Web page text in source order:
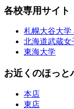
各校専用サイト
札幌大谷大学
北海道武蔵女
東海大学
お近くのほっと
本店
東店